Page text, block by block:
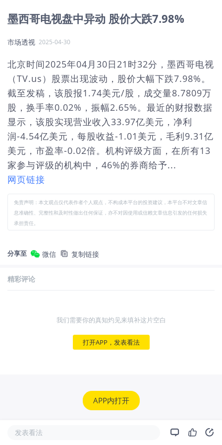
墨西哥电视盘中异动 股价大跌7.98%
市场透视 2025-04-30
北京时间2025年04月30日21时32分，墨西哥电视
（TV.us）股票出现波动，股价大幅下跌7.98%。
截至发稿，该股报1.74美元/股，成交量8.7809万
股，换手率0.02%，振幅2.65%。最近的财报数据
显示，该股实现营业收入33.97亿美元，净利
润-4.54亿美元，每股收益-1.01美元，毛利9.31亿
美元，市盈率-0.02倍。机构评级方面，在所有13
家参与评级的机构中，46%的券商给予...
网页链接
免责声明：本文观点仅代表作者个人观点，不构成本平台的投资建议，本平台不对文章信
息准确性、完整性和及时性做出任何保证，亦不对因使用或信赖文章信息引发的任何损失
承担责任。
分享至 微信 复制链接
精彩评论
我们需要你的真知灼见来填补这片空白
打开APP，发表看法
APP内打开
发表看法